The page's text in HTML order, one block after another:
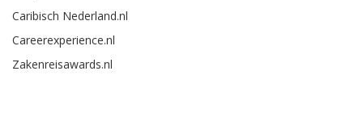
Caribisch Nederland.nl
Careerexperience.nl
Zakenreisawards.nl